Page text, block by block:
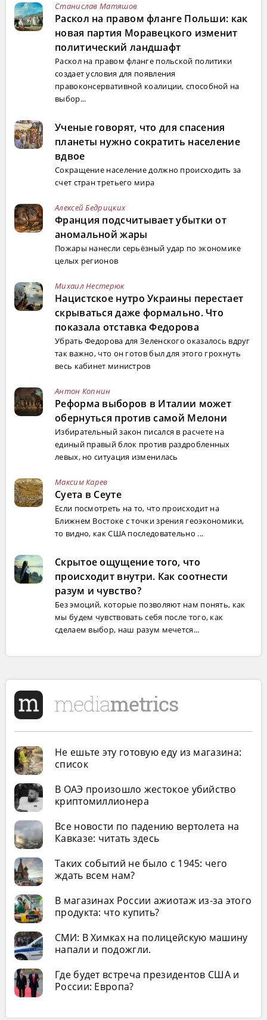
Станислав Матяшов
Раскол на правом фланге Польши: как
новая партия Моравецкого изменит
политический ландшафт
Раскол на правом фланге польской политики
создает условия для появления
правоконсервативной коалиции, способной на
выбор...
Ученые говорят, что для спасения
планеты нужно сократить население
вдвое
Сокращение население должно происходить за
счет стран третьего мира
Алексей Бедрицких
Франция подсчитывает убытки от
аномальной жары
Пожары нанесли серьёзный удар по экономике
целых регионов
Михаил Нестерюк
Нацистское нутро Украины перестает
скрываться даже формально. Что
показала отставка Федорова
Убрать Федорова для Зеленского оказалось вдруг
так важно, что он готов был для этого грохнуть
весь кабинет министров
Антон Копнин
Реформа выборов в Италии может
обернуться против самой Мелони
Избирательный закон писался в расчете на
единый правый блок против раздробленных
левых, но ситуация изменилась
Максим Карев
Суета в Сеуте
Если посмотреть на то, что происходит на
Ближнем Востоке с точки зрения геоэкономики,
то видно, как США последовательно ...
Скрытое ощущение того, что
происходит внутри. Как соотнести
разум и чувство?
Без эмоций, которые позволяют нам понять, как
мы будем чувствовать себя после того, как
сделаем выбор, наш разум мечется...
Не ешьте эту готовую еду из магазина:
список
В ОАЭ произошло жестокое убийство
криптомиллионера
Все новости по падению вертолета на
Кавказе: читать здесь
Таких событий не было с 1945: чего
ждать всем нам?
В магазинах России ажиотаж из-за этого
продукта: что купить?
СМИ: В Химках на полицейскую машину
напали и подожгли.
Где будет встреча президентов США и
России: Европа?